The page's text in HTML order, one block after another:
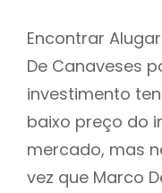
Encontrar
De Canaveses
investimento
baixo preço do
mercado, mas
vez que Marco